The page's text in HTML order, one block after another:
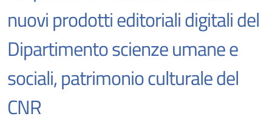
nuovi prodotti editoriali digitali del
Dipartimento scienze umane e
sociali, patrimonio culturale del
CNR